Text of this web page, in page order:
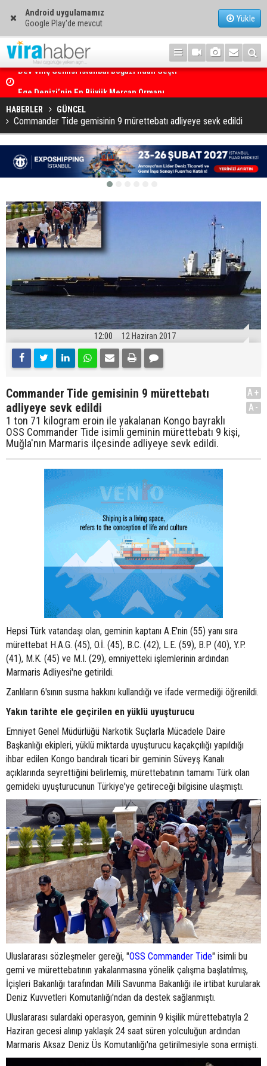
Android uygulamamız
Google Play'de mevcut
Yükle
HABERLER GÜNCEL
Commander Tide gemisinin 9 mürettebatı adliyeye sevk edildi
12:00 12 Haziran 2017
Commander Tide gemisinin 9 mürettebatı
adliyeye sevk edildi
1 ton 71 kilogram eroin ile yakalanan Kongo bayraklı
OSS Commander Tide isimli geminin mürettebatı 9 kişi,
Muğla'nın Marmaris ilçesinde adliyeye sevk edildi.
A+
A-
Hepsi Türk vatandaşı olan, geminin kaptanı A.E'nin (55) yanı sıra
mürettebat H.A.G. (45), O.İ. (45), B.C. (42), L.E. (59), B.P (40), Y.P.
(41), M.K. (45) ve M.I. (29), emniyetteki işlemlerinin ardından
Marmaris Adliyesi'ne getirildi.
Zanlıların 6'sının susma hakkını kullandığı ve ifade vermediği öğrenildi.
Yakın tarihte ele geçirilen en yüklü uyuşturucu
Emniyet Genel Müdürlüğü Narkotik Suçlarla Mücadele Daire
Başkanlığı ekipleri, yüklü miktarda uyuşturucu kaçakçılığı yapıldığı
ihbar edilen Kongo bandıralı ticari bir geminin Süveyş Kanalı
açıklarında seyrettiğini belirlemiş, mürettebatının tamamı Türk olan
gemideki uyuşturucunun Türkiye'ye getireceği bilgisine ulaşmıştı.
Uluslararası sözleşmeler gereği, "OSS Commander Tide" isimli bu
gemi ve mürettebatının yakalanmasına yönelik çalışma başlatılmış,
İçişleri Bakanlığı tarafından Milli Savunma Bakanlığı ile irtibat kurularak
Deniz Kuvvetleri Komutanlığı'ndan da destek sağlanmıştı.
Uluslararası sulardaki operasyon, geminin 9 kişilik mürettebatıyla 2
Haziran gecesi alınıp yaklaşık 24 saat süren yolculuğun ardından
Marmaris Aksaz Deniz Üs Komutanlığı'na getirilmesiyle sona ermişti.